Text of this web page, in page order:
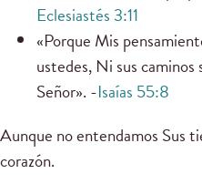
Eclesiastés 3:11
«Porque Mis
ustedes, Ni sus caminos
Señor». -Isaías 55:8
Aunque no entendamos Sus
corazón.